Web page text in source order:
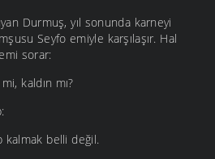
Durmuş, yıl sonunda karneyi
Seyfo emiyle karşılaşır. Hal
sorar:
kaldın mı?
kalmak belli değil.